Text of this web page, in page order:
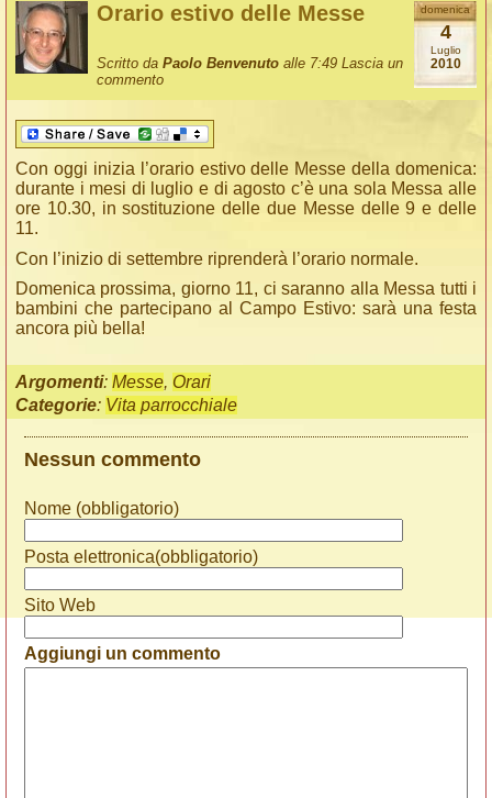
domenica
4
Luglio
2010
Orario estivo delle Messe
Scritto da Paolo Benvenuto alle 7:49 Lascia un
commento
Con oggi inizia l’orario estivo delle Messe della domenica:
durante i mesi di luglio e di agosto c’è una sola Messa alle
ore 10.30, in sostituzione delle due Messe delle 9 e delle
11.
Con l’inizio di settembre riprenderà l’orario normale.
Domenica prossima, giorno 11, ci saranno alla Messa tutti i
bambini che partecipano al Campo Estivo: sarà una festa
ancora più bella!
Argomenti: Messe, Orari
Categorie: Vita parrocchiale
Nessun commento
Nome (obbligatorio)
Posta elettronica(obbligatorio)
Sito Web
Aggiungi un commento